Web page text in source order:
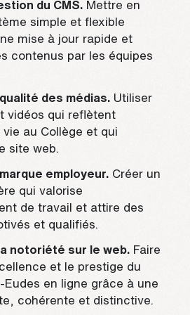
du CMS. Mettre en
simple et flexible
mise à jour rapide et
contenus par les équipes
des médias. Utiliser
vidéos qui reflètent
au Collège et qui
site web.
employeur. Créer un
qui valorise
de travail et attire des
et qualifiés.
notoriété sur le web. Faire
et le prestige du
Eudes en ligne grâce à une
cohérente et distinctive.